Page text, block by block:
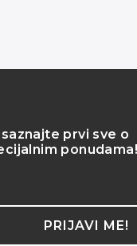
prvi sve o
ponudama!
PRIJAVI ME!